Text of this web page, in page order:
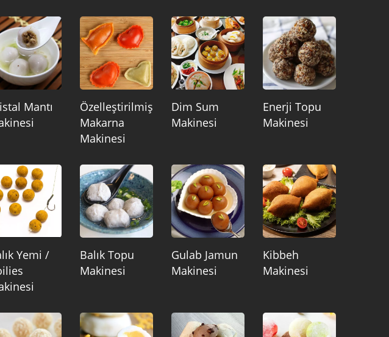
Mantı
Özelleştirilmiş
Makarna
Makinesi
Dim Sum
Makinesi
Enerji Topu
Makinesi
Yemi /
Balık Topu
Makinesi
Gulab Jamun
Makinesi
Kibbeh
Makinesi